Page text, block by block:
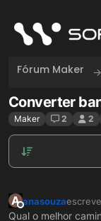
Fórum Maker
Converter
Maker 2 2
A
Offline
anasouza
última
Qual o melhor